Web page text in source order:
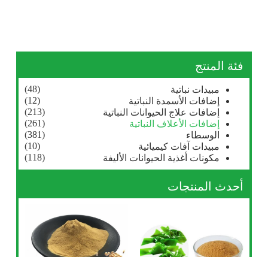
فئة المنتج
مبيدات نباتية
(48)
إضافات الأسمدة النباتية
(12)
إضافات علاج الحيوانات النباتية
(213)
إضافات الأعلاف النباتية
(261)
الوسطاء
(381)
مبيدات آفات كيميائية
(10)
مكونات أغذية الحيوانات الأليفة
(118)
أحدث المنتجات